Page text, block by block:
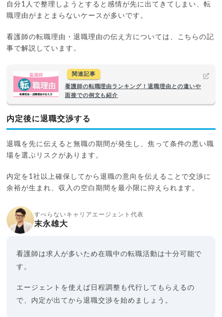
自分1人で整理しようとすると感情が先に出てきてしまい、転
職理由がまとまらないケースが多いです。
看護師の転職理由・退職理由の伝え方については、こちらの記
事で解説しています。
関連記事
看護師の転職理由ランキング！退職理由との違いや
面接での例文も紹介
内定後に退職交渉する
退職を先に伝えると無職の期間が発生し、焦って条件の悪い職
場を選ぶリスクがあります。
内定を1社以上確保してから退職の意向を伝えることで交渉に
余裕が生まれ、収入の空白期間を最小限に抑えられます。
すべらないキャリアエージェント代表
末永雄大
看護師は求人が多いため在職中の転職活動は十分可能で
す。
エージェントを使えば日程調整も代行してもらえるの
で、内定が出てから退職交渉を始めましょう。